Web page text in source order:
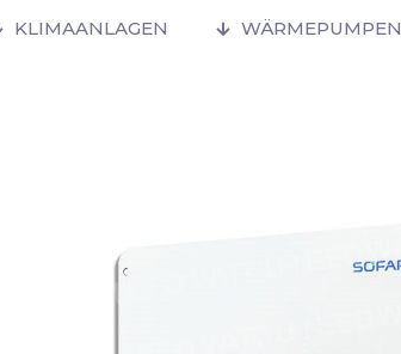
KLIMAANLAGEN WÄRMEPUMPEN